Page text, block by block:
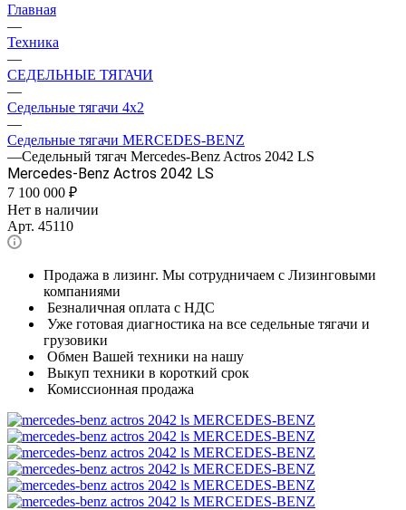
Главная
—
Техника
—
СЕДЕЛЬНЫЕ ТЯГАЧИ
—
Седельные тягачи 4x2
—
Седельные тягачи MERCEDES-BENZ
—Седельный тягач Mercedes-Benz Actros 2042 LS
Mercedes-Benz Actros 2042 LS
7 100 000 ₽
Нет в наличии
Арт. 45110
Продажа в лизинг. Мы сотрудничаем с Лизинговыми
компаниями
Безналичная оплата с НДС
Уже готовая диагностика на все седельные тягачи и
грузовики
Обмен Вашей техники на нашу
Выкуп техники в короткий срок
Комиссионная продажа